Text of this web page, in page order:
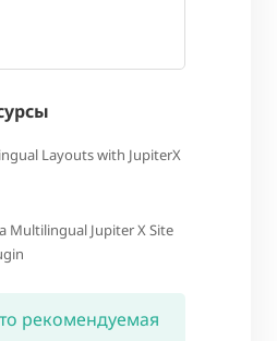
Layouts with JupiterX
Multilingual Jupiter X Site
рекомендуемая